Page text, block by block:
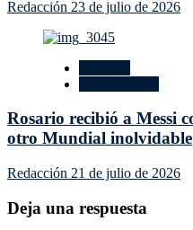
Redacción 23 de julio de 2026
Rosario recibió a Messi
otro Mundial inolvidable
Redacción 21 de julio de 2026
Deja una respuesta